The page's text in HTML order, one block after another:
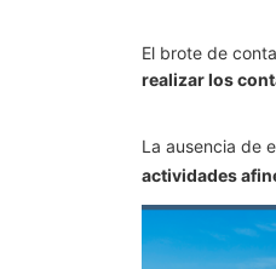
El brote de
realizar los
La ausencia de
actividades